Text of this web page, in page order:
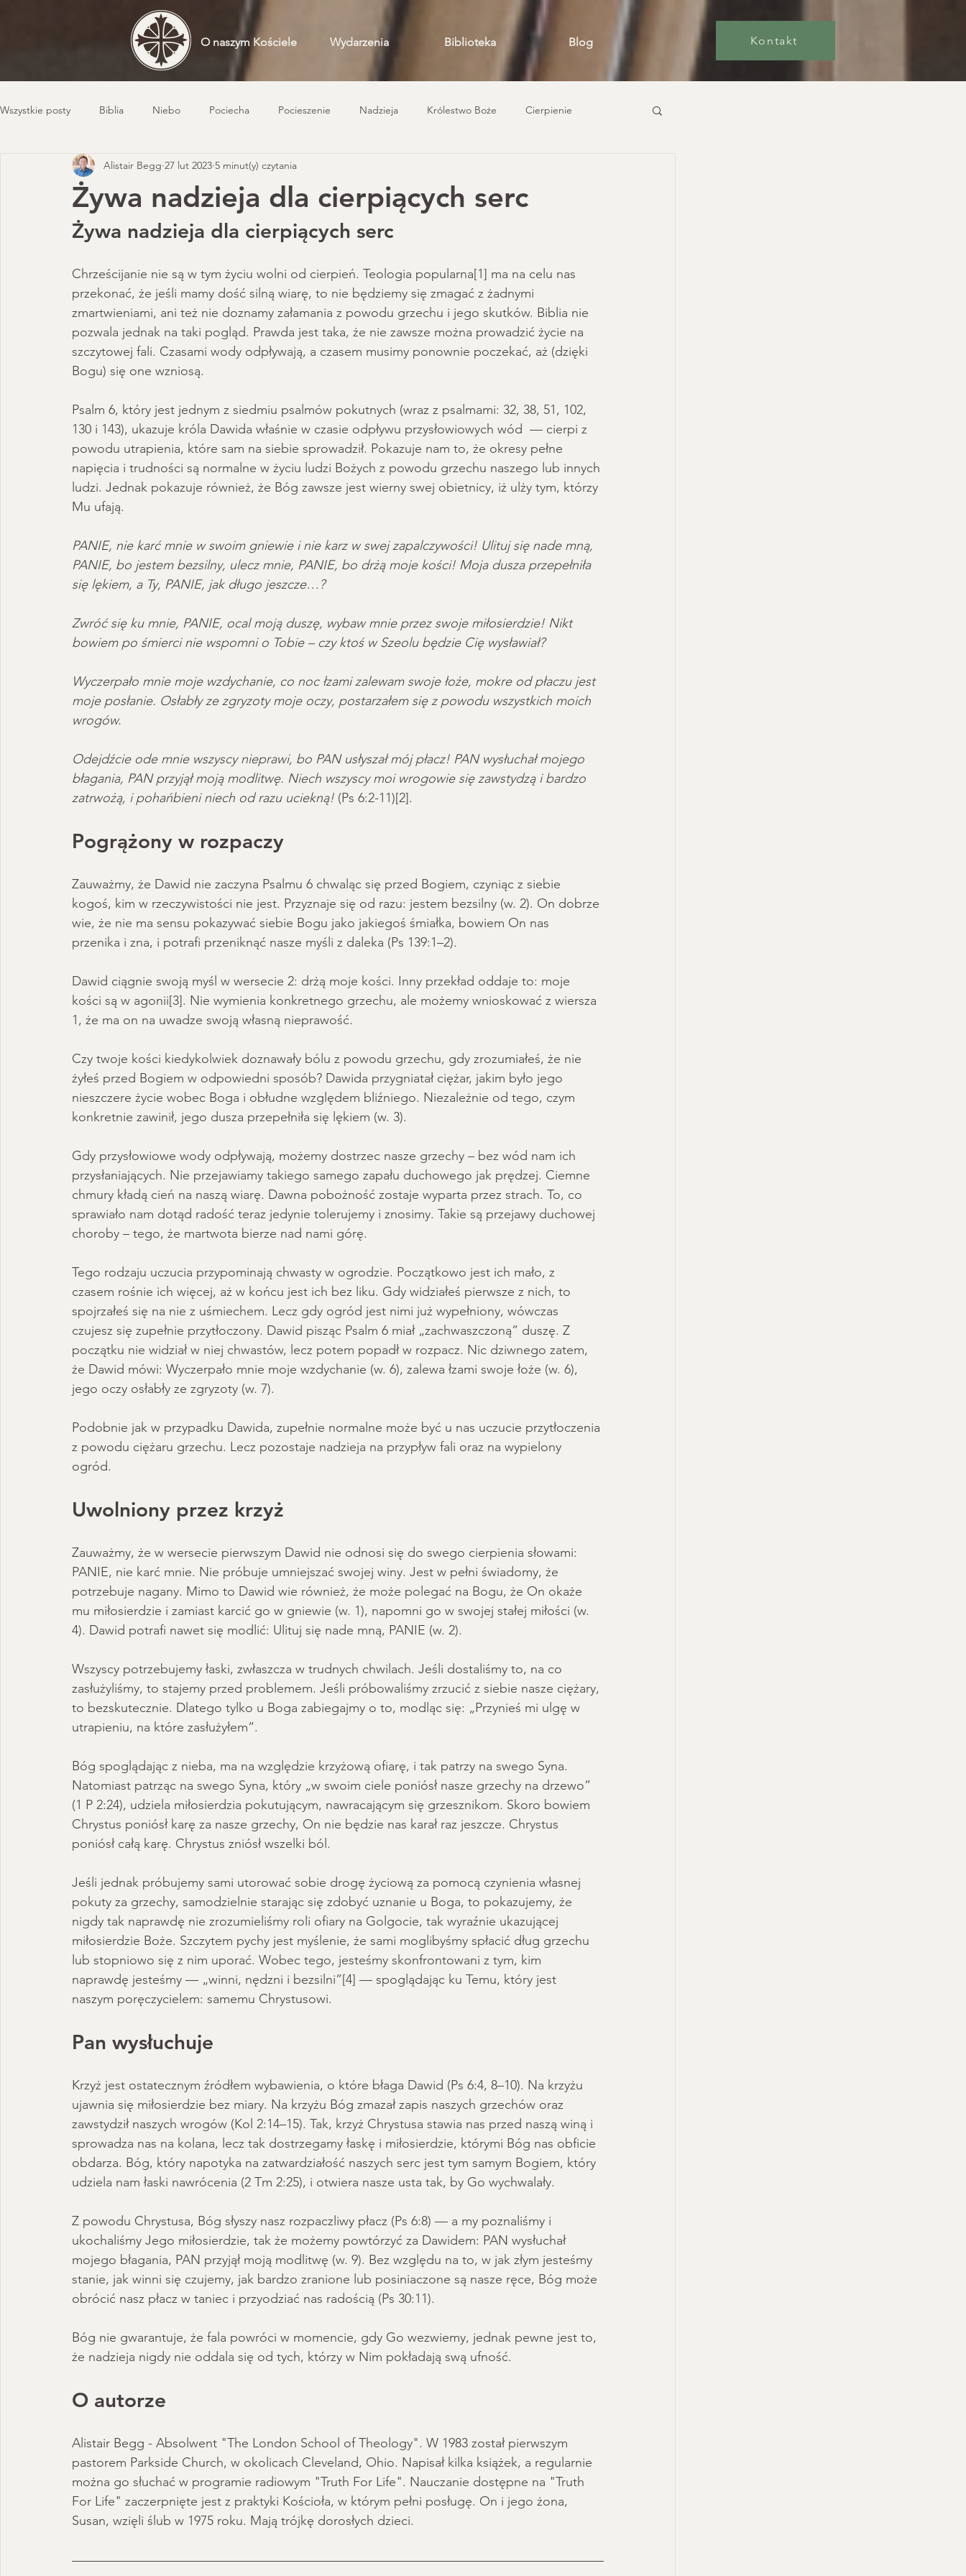
O naszym Kościele Wydarzenia Biblioteka Blog Kontakt
Wszystkie posty Biblia Niebo Pociecha Pocieszenie Nadzieja Królestwo Boże Cierpienie
Życie chrześcijańskie Duchowość Radość Odkupienie
Posłuszeństwo Pewność zbawienia Łaska Doktryny łaski
Księgi wyznaniowe Kościół Historia protestantyzmu Teologia Modlitwa Historia teologii Sakramenty
Deprawacja Seksualność Ewangelia
Żywa nadzieja dla cierpiących serc
Alistair Begg 27 lut 2023 5 minut(y) czytania
Żywa nadzieja dla cierpiących serc
Chrześcijanie nie są w tym życiu wolni od cierpień. Teologia popularna[1] ma na celu nas
przekonać, że jeśli mamy dość silną wiarę, to nie będziemy się zmagać z żadnymi
zmartwieniami, ani też nie doznamy załamania z powodu grzechu i jego skutków. Biblia nie
pozwala jednak na taki pogląd. Prawda jest taka, że nie zawsze można prowadzić życie na
szczytowej fali. Czasami wody odpływają, a czasem musimy ponownie poczekać, aż (dzięki
Bogu) się one wzniosą.
Psalm 6, który jest jednym z siedmiu psalmów pokutnych (wraz z psalmami: 32, 38, 51, 102,
130 i 143), ukazuje króla Dawida właśnie w czasie odpływu przysłowiowych wód  — cierpi z
powodu utrapienia, które sam na siebie sprowadził. Pokazuje nam to, że okresy pełne
napięcia i trudności są normalne w życiu ludzi Bożych z powodu grzechu naszego lub innych
ludzi. Jednak pokazuje również, że Bóg zawsze jest wierny swej obietnicy, iż ulży tym, którzy
Mu ufają.
PANIE, nie karć mnie w swoim gniewie i nie karz w swej zapalczywości! Ulituj się nade mną,
PANIE, bo jestem bezsilny, ulecz mnie, PANIE, bo drżą moje kości! Moja dusza przepełniła
się lękiem, a Ty, PANIE, jak długo jeszcze…?
Zwróć się ku mnie, PANIE, ocal moją duszę, wybaw mnie przez swoje miłosierdzie! Nikt
bowiem po śmierci nie wspomni o Tobie – czy ktoś w Szeolu będzie Cię wysławiał?
Wyczerpało mnie moje wzdychanie, co noc łzami zalewam swoje łoże, mokre od płaczu jest
moje posłanie. Osłabły ze zgryzoty moje oczy, postarzałem się z powodu wszystkich moich
wrogów.
Odejdźcie ode mnie wszyscy nieprawi, bo PAN usłyszał mój płacz! PAN wysłuchał mojego
błagania, PAN przyjął moją modlitwę. Niech wszyscy moi wrogowie się zawstydzą i bardzo
zatrwożą, i pohańbieni niech od razu uciekną! (Ps 6:2-11)[2].
Pogrążony w rozpaczy
Zauważmy, że Dawid nie zaczyna Psalmu 6 chwaląc się przed Bogiem, czyniąc z siebie
kogoś, kim w rzeczywistości nie jest. Przyznaje się od razu: jestem bezsilny (w. 2). On dobrze
wie, że nie ma sensu pokazywać siebie Bogu jako jakiegoś śmiałka, bowiem On nas
przenika i zna, i potrafi przeniknąć nasze myśli z daleka (Ps 139:1–2).
Dawid ciągnie swoją myśl w wersecie 2: drżą moje kości. Inny przekład oddaje to: moje
kości są w agonii[3]. Nie wymienia konkretnego grzechu, ale możemy wnioskować z wiersza
1, że ma on na uwadze swoją własną nieprawość.
Czy twoje kości kiedykolwiek doznawały bólu z powodu grzechu, gdy zrozumiałeś, że nie
żyłeś przed Bogiem w odpowiedni sposób? Dawida przygniatał ciężar, jakim było jego
nieszczere życie wobec Boga i obłudne względem bliźniego. Niezależnie od tego, czym
konkretnie zawinił, jego dusza przepełniła się lękiem (w. 3).
Gdy przysłowiowe wody odpływają, możemy dostrzec nasze grzechy – bez wód nam ich
przysłaniających. Nie przejawiamy takiego samego zapału duchowego jak prędzej. Ciemne
chmury kładą cień na naszą wiarę. Dawna pobożność zostaje wyparta przez strach. To, co
sprawiało nam dotąd radość teraz jedynie tolerujemy i znosimy. Takie są przejawy duchowej
choroby – tego, że martwota bierze nad nami górę.
Tego rodzaju uczucia przypominają chwasty w ogrodzie. Początkowo jest ich mało, z
czasem rośnie ich więcej, aż w końcu jest ich bez liku. Gdy widziałeś pierwsze z nich, to
spojrzałeś się na nie z uśmiechem. Lecz gdy ogród jest nimi już wypełniony, wówczas
czujesz się zupełnie przytłoczony. Dawid pisząc Psalm 6 miał „zachwaszczoną” duszę. Z
początku nie widział w niej chwastów, lecz potem popadł w rozpacz. Nic dziwnego zatem,
że Dawid mówi: Wyczerpało mnie moje wzdychanie (w. 6), zalewa łzami swoje łoże (w. 6),
jego oczy osłabły ze zgryzoty (w. 7).
Podobnie jak w przypadku Dawida, zupełnie normalne może być u nas uczucie przytłoczenia
z powodu ciężaru grzechu. Lecz pozostaje nadzieja na przypływ fali oraz na wypielony
ogród.
Uwolniony przez krzyż
Zauważmy, że w wersecie pierwszym Dawid nie odnosi się do swego cierpienia słowami:
PANIE, nie karć mnie. Nie próbuje umniejszać swojej winy. Jest w pełni świadomy, że
potrzebuje nagany. Mimo to Dawid wie również, że może polegać na Bogu, że On okaże
mu miłosierdzie i zamiast karcić go w gniewie (w. 1), napomni go w swojej stałej miłości (w.
4). Dawid potrafi nawet się modlić: Ulituj się nade mną, PANIE (w. 2).
Wszyscy potrzebujemy łaski, zwłaszcza w trudnych chwilach. Jeśli dostaliśmy to, na co
zasłużyliśmy, to stajemy przed problemem. Jeśli próbowaliśmy zrzucić z siebie nasze ciężary,
to bezskutecznie. Dlatego tylko u Boga zabiegajmy o to, modląc się: „Przynieś mi ulgę w
utrapieniu, na które zasłużyłem”.
Bóg spoglądając z nieba, ma na względzie krzyżową ofiarę, i tak patrzy na swego Syna.
Natomiast patrząc na swego Syna, który „w swoim ciele poniósł nasze grzechy na drzewo”
(1 P 2:24), udziela miłosierdzia pokutującym, nawracającym się grzesznikom. Skoro bowiem
Chrystus poniósł karę za nasze grzechy, On nie będzie nas karał raz jeszcze. Chrystus
poniósł całą karę. Chrystus zniósł wszelki ból.
Jeśli jednak próbujemy sami utorować sobie drogę życiową za pomocą czynienia własnej
pokuty za grzechy, samodzielnie starając się zdobyć uznanie u Boga, to pokazujemy, że
nigdy tak naprawdę nie zrozumieliśmy roli ofiary na Golgocie, tak wyraźnie ukazującej
miłosierdzie Boże. Szczytem pychy jest myślenie, że sami moglibyśmy spłacić dług grzechu
lub stopniowo się z nim uporać. Wobec tego, jesteśmy skonfrontowani z tym, kim
naprawdę jesteśmy — „winni, nędzni i bezsilni”[4] — spoglądając ku Temu, który jest
naszym poręczycielem: samemu Chrystusowi.
Pan wysłuchuje
Krzyż jest ostatecznym źródłem wybawienia, o które błaga Dawid (Ps 6:4, 8–10). Na krzyżu
ujawnia się miłosierdzie bez miary. Na krzyżu Bóg zmazał zapis naszych grzechów oraz
zawstydził naszych wrogów (Kol 2:14–15). Tak, krzyż Chrystusa stawia nas przed naszą winą i
sprowadza nas na kolana, lecz tak dostrzegamy łaskę i miłosierdzie, którymi Bóg nas obficie
obdarza. Bóg, który napotyka na zatwardziałość naszych serc jest tym samym Bogiem, który
udziela nam łaski nawrócenia (2 Tm 2:25), i otwiera nasze usta tak, by Go wychwalały.
Z powodu Chrystusa, Bóg słyszy nasz rozpaczliwy płacz (Ps 6:8) — a my poznaliśmy i
ukochaliśmy Jego miłosierdzie, tak że możemy powtórzyć za Dawidem: PAN wysłuchał
mojego błagania, PAN przyjął moją modlitwę (w. 9). Bez względu na to, w jak złym jesteśmy
stanie, jak winni się czujemy, jak bardzo zranione lub posiniaczone są nasze ręce, Bóg może
obrócić nasz płacz w taniec i przyodziać nas radością (Ps 30:11).
Bóg nie gwarantuje, że fala powróci w momencie, gdy Go wezwiemy, jednak pewne jest to,
że nadzieja nigdy nie oddala się od tych, którzy w Nim pokładają swą ufność.
O autorze
Alistair Begg - Absolwent "The London School of Theology". W 1983 został pierwszym
pastorem Parkside Church, w okolicach Cleveland, Ohio. Napisał kilka książek, a regularnie
można go słuchać w programie radiowym "Truth For Life". Nauczanie dostępne na "Truth
For Life" zaczerpnięte jest z praktyki Kościoła, w którym pełni posługę. On i jego żona,
Susan, wzięli ślub w 1975 roku. Mają trójkę dorosłych dzieci.